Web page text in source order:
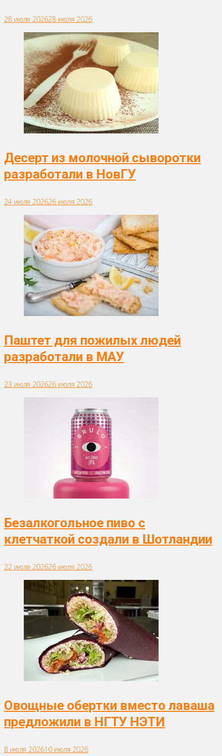
28 июля 202628 июля 2026
Десерт из молочной сыворотки
разработали в НовГУ
24 июля 202626 июля 2026
Паштет для пожилых людей
разработали в МАУ
23 июля 202626 июля 2026
Безалкогольное пиво с
клетчаткой создали в Шотландии
22 июля 202626 июля 2026
Овощные обертки вместо лаваша
предложили в НГТУ НЭТИ
8 июля 202610 июля 2026